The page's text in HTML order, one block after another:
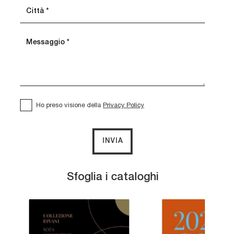
Sfoglia i cataloghi
Ho preso visione della Privacy Policy
INVIA